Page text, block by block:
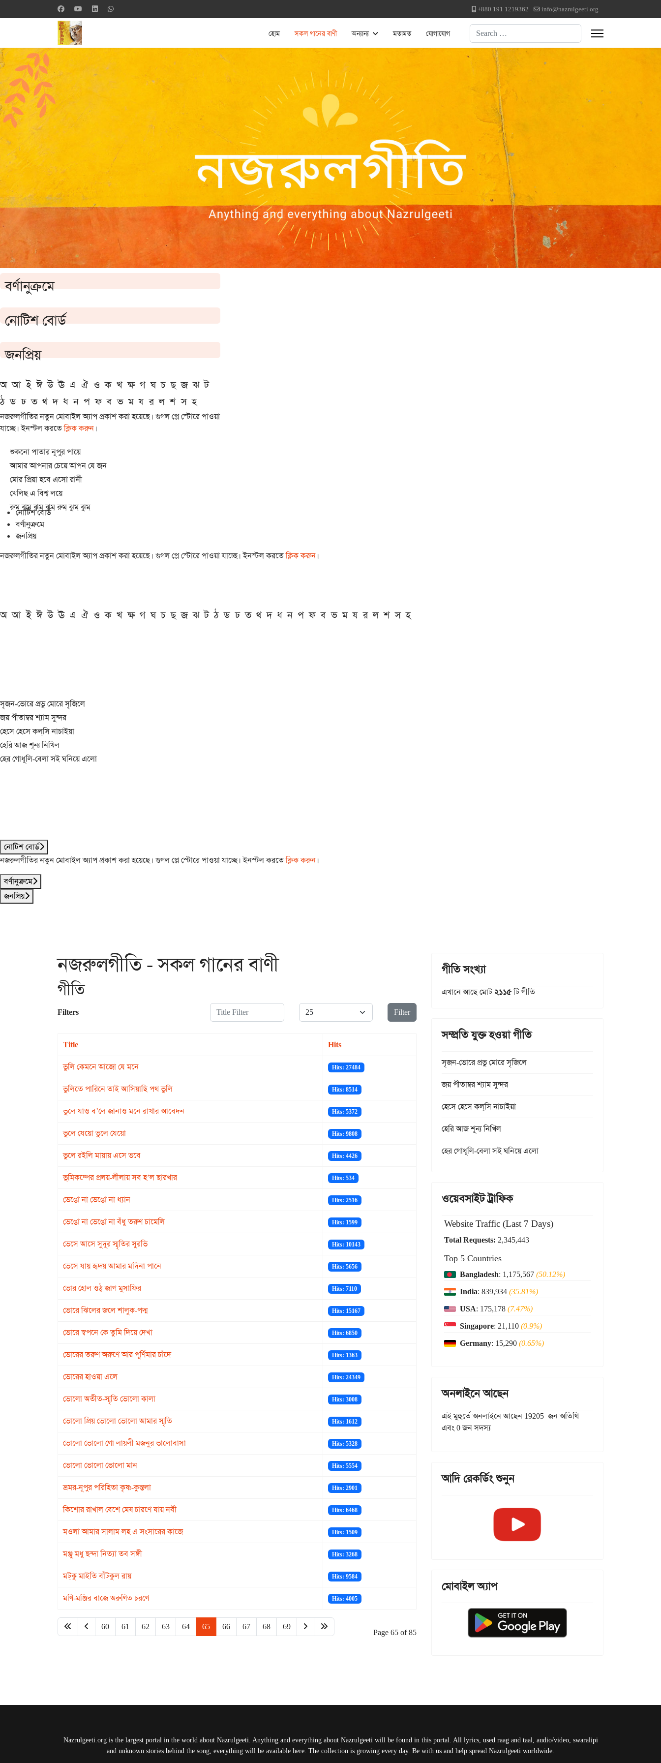
+880 191 1219362 info@nazrulgeeti.org
হোম সকল গানের বাণী অন্যান্য মতামত যোগাযোগ Search
বর্ণানুক্রমে
নোটিশ বোর্ড
জনপ্রিয়
অ আ ই ঈ উ ঊ এ ঐ ও ক খ ক্ষ গ ঘ চ ছ জ ঝ ট
ঠ ড ঢ ত থ দ ধ ন প ফ ব ভ ম য র ল শ স হ
নজরুলগীতির নতুন মোবাইল অ্যাপ প্রকাশ করা হয়েছে। গুগল প্লে স্টোরে পাওয়া
যাচ্ছে। ইনস্টল করতেক্লিক করুন।
শুকনো পাতার নূপুর পায়ে
আমার আপনার চেয়ে আপন যে জন
মোর প্রিয়া হবে এসো রানী
খেলিছ এ বিশ্ব লয়ে
রুম্ ঝুম্ ঝুম্ ঝুম্ রুম্ ঝুম্ ঝুম্
নোটিশ বোর্ড
বর্ণানুক্রমে
জনপ্রিয়
নজরুলগীতির নতুন মোবাইল অ্যাপ প্রকাশ করা হয়েছে। গুগল প্লে স্টোরে পাওয়া যাচ্ছে। ইনস্টল করতেক্লিক করুন।
অ আ ই ঈ উ ঊ এ ঐ ও ক খ ক্ষ গ ঘ চ ছ জ ঝ ট ঠ ড ঢ ত থ দ ধ ন প ফ ব ভ ম য র ল শ স হ
সৃজন-ভোরে প্রভু মোরে সৃজিলে
জয় পীতাম্বর শ্যাম সুন্দর
হেসে হেসে কল্‌সি নাচাইয়া
হেরি আজ শূন্য নিখিল
হের গোধূলি-বেলা সই ঘনিয়ে এলো
নোটিশ বোর্ড
নজরুলগীতির নতুন মোবাইল অ্যাপ প্রকাশ করা হয়েছে। গুগল প্লে স্টোরে পাওয়া যাচ্ছে। ইনস্টল করতেক্লিক করুন।
বর্ণানুক্রমে
জনপ্রিয়
নজরুলগীতি - সকল গানের বাণী
গীতি
Filters Title Filter Display # Filter
Title Hits
ভুলি কেমনে আজো যে মনে Hits: 27484
ভুলিতে পারিনে তাই আসিয়াছি পথ ভুলি Hits: 8514
ভুলে যাও ব’লে জানাও মনে রাখার আবেদন Hits: 5372
ভুলে যেয়ো ভুলে যেয়ো Hits: 9808
ভুলে রইলি মায়ায় এসে ভবে Hits: 4426
ভূমিকম্পের প্রলয়-লীলায় সব হ’ল ছারখার Hits: 534
ভেঙো না ভেঙো না ধ্যান Hits: 2516
ভেঙো না ভেঙো না বঁধু তরুণ চামেলি Hits: 1599
ভেসে আসে সুদূর স্মৃতির সুরভি Hits: 10143
ভেসে যায় হৃদয় আমার মদিনা পানে Hits: 5656
ভোর হোল ওঠ্ জাগ্ মুসাফির Hits: 7110
ভোরে ঝিলের জলে শালুক-পদ্ম Hits: 15167
ভোরে স্বপনে কে তুমি দিয়ে দেখা Hits: 6850
ভোরের তরুণ অরুণে আর পূর্ণিমার চাঁদে Hits: 1363
ভোরের হাওয়া এলে Hits: 24349
ভোলো অতীত-স্মৃতি ভোলো কালা Hits: 3008
ভোলো প্রিয় ভোলো ভোলো আমার স্মৃতি Hits: 1612
ভোলো ভোলো গো লায়লী মজনুর ভালোবাসা Hits: 5328
ভোলো ভোলো ভোলো মান Hits: 5554
ভ্রমর-নূপুর পরিহিতা কৃষ্ণ-কুন্তলা Hits: 2901
কিশোর রাখাল বেশে মেষ চারণে যায় নবী Hits: 6468
মওলা আমার সালাম লহ এ সংসারের কাজে Hits: 1509
মঞ্জু মধু ছন্দা নিত্যা তব সঙ্গী Hits: 3268
মট্‌কু মাইতি বাঁটকুল রায় Hits: 9584
মণি-মঞ্জির বাজে অরুণিত চরণে Hits: 4005
60 61 62 63 64 65 66 67 68 69
Page 65 of 85
গীতি সংখ্যা
এখানে আছে মোট২১১৫টি গীতি
সম্প্রতি যুক্ত হওয়া গীতি
সৃজন-ভোরে প্রভু মোরে সৃজিলে
জয় পীতাম্বর শ্যাম সুন্দর
হেসে হেসে কল্‌সি নাচাইয়া
হেরি আজ শূন্য নিখিল
হের গোধূলি-বেলা সই ঘনিয়ে এলো
ওয়েবসাইট ট্রাফিক
Website Traffic (Last 7 Days)
Total Requests: 2,345,443
Top 5 Countries
Bangladesh: 1,175,567(50.12%)
India: 839,934(35.81%)
USA: 175,178(7.47%)
Singapore: 21,110(0.9%)
Germany: 15,290(0.65%)
অনলাইনে আছেন
এই মুহুর্তে অনলাইনে আছেন 19205 জন অতিথি
এবং 0 জন সদস্য
আদি রেকর্ডিং শুনুন
মোবাইল অ্যাপ
Nazrulgeeti.org is the largest portal in the world about Nazrulgeeti. Anything and everything about Nazrulgeeti will be found in this portal. All lyrics, used raag and taal, audio/video, swaralipi
and unknown stories behind the song, everything will be available here. The collection is growing every day. Be with us and help spread Nazrulgeeti worldwide.